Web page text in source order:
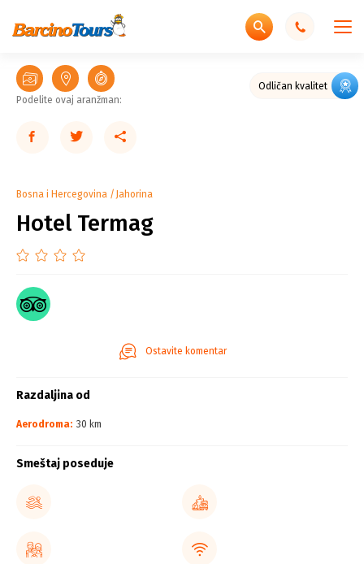
Odličan kvalitet
Podelite ovaj aranžman:
Bosna i Hercegovina Jahorina
Hotel Termag
Ostavite komentar
Razdaljina od
Aerodroma: 30 km
Smeštaj poseduje